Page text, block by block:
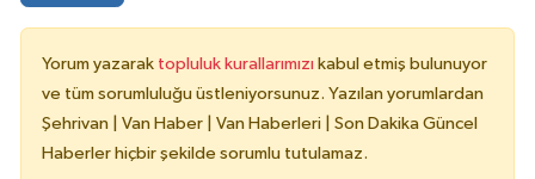
Yorum yazarak topluluk kurallarımızı kabul etmiş bulunuyor
ve tüm sorumluluğu üstleniyorsunuz. Yazılan yorumlardan
Şehrivan | Van Haber | Van Haberleri | Son Dakika Güncel
Haberler hiçbir şekilde sorumlu tutulamaz.